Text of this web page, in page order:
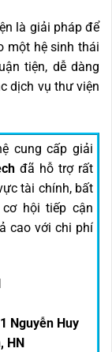
là giải pháp để
một hệ sinh thái
tiện, dễ dàng
dịch vụ thư viện
cung cấp giải
đã hỗ trợ rất
tài chính, bất
hội tiếp cận
cao với chi phí
Nguyễn Huy
HN